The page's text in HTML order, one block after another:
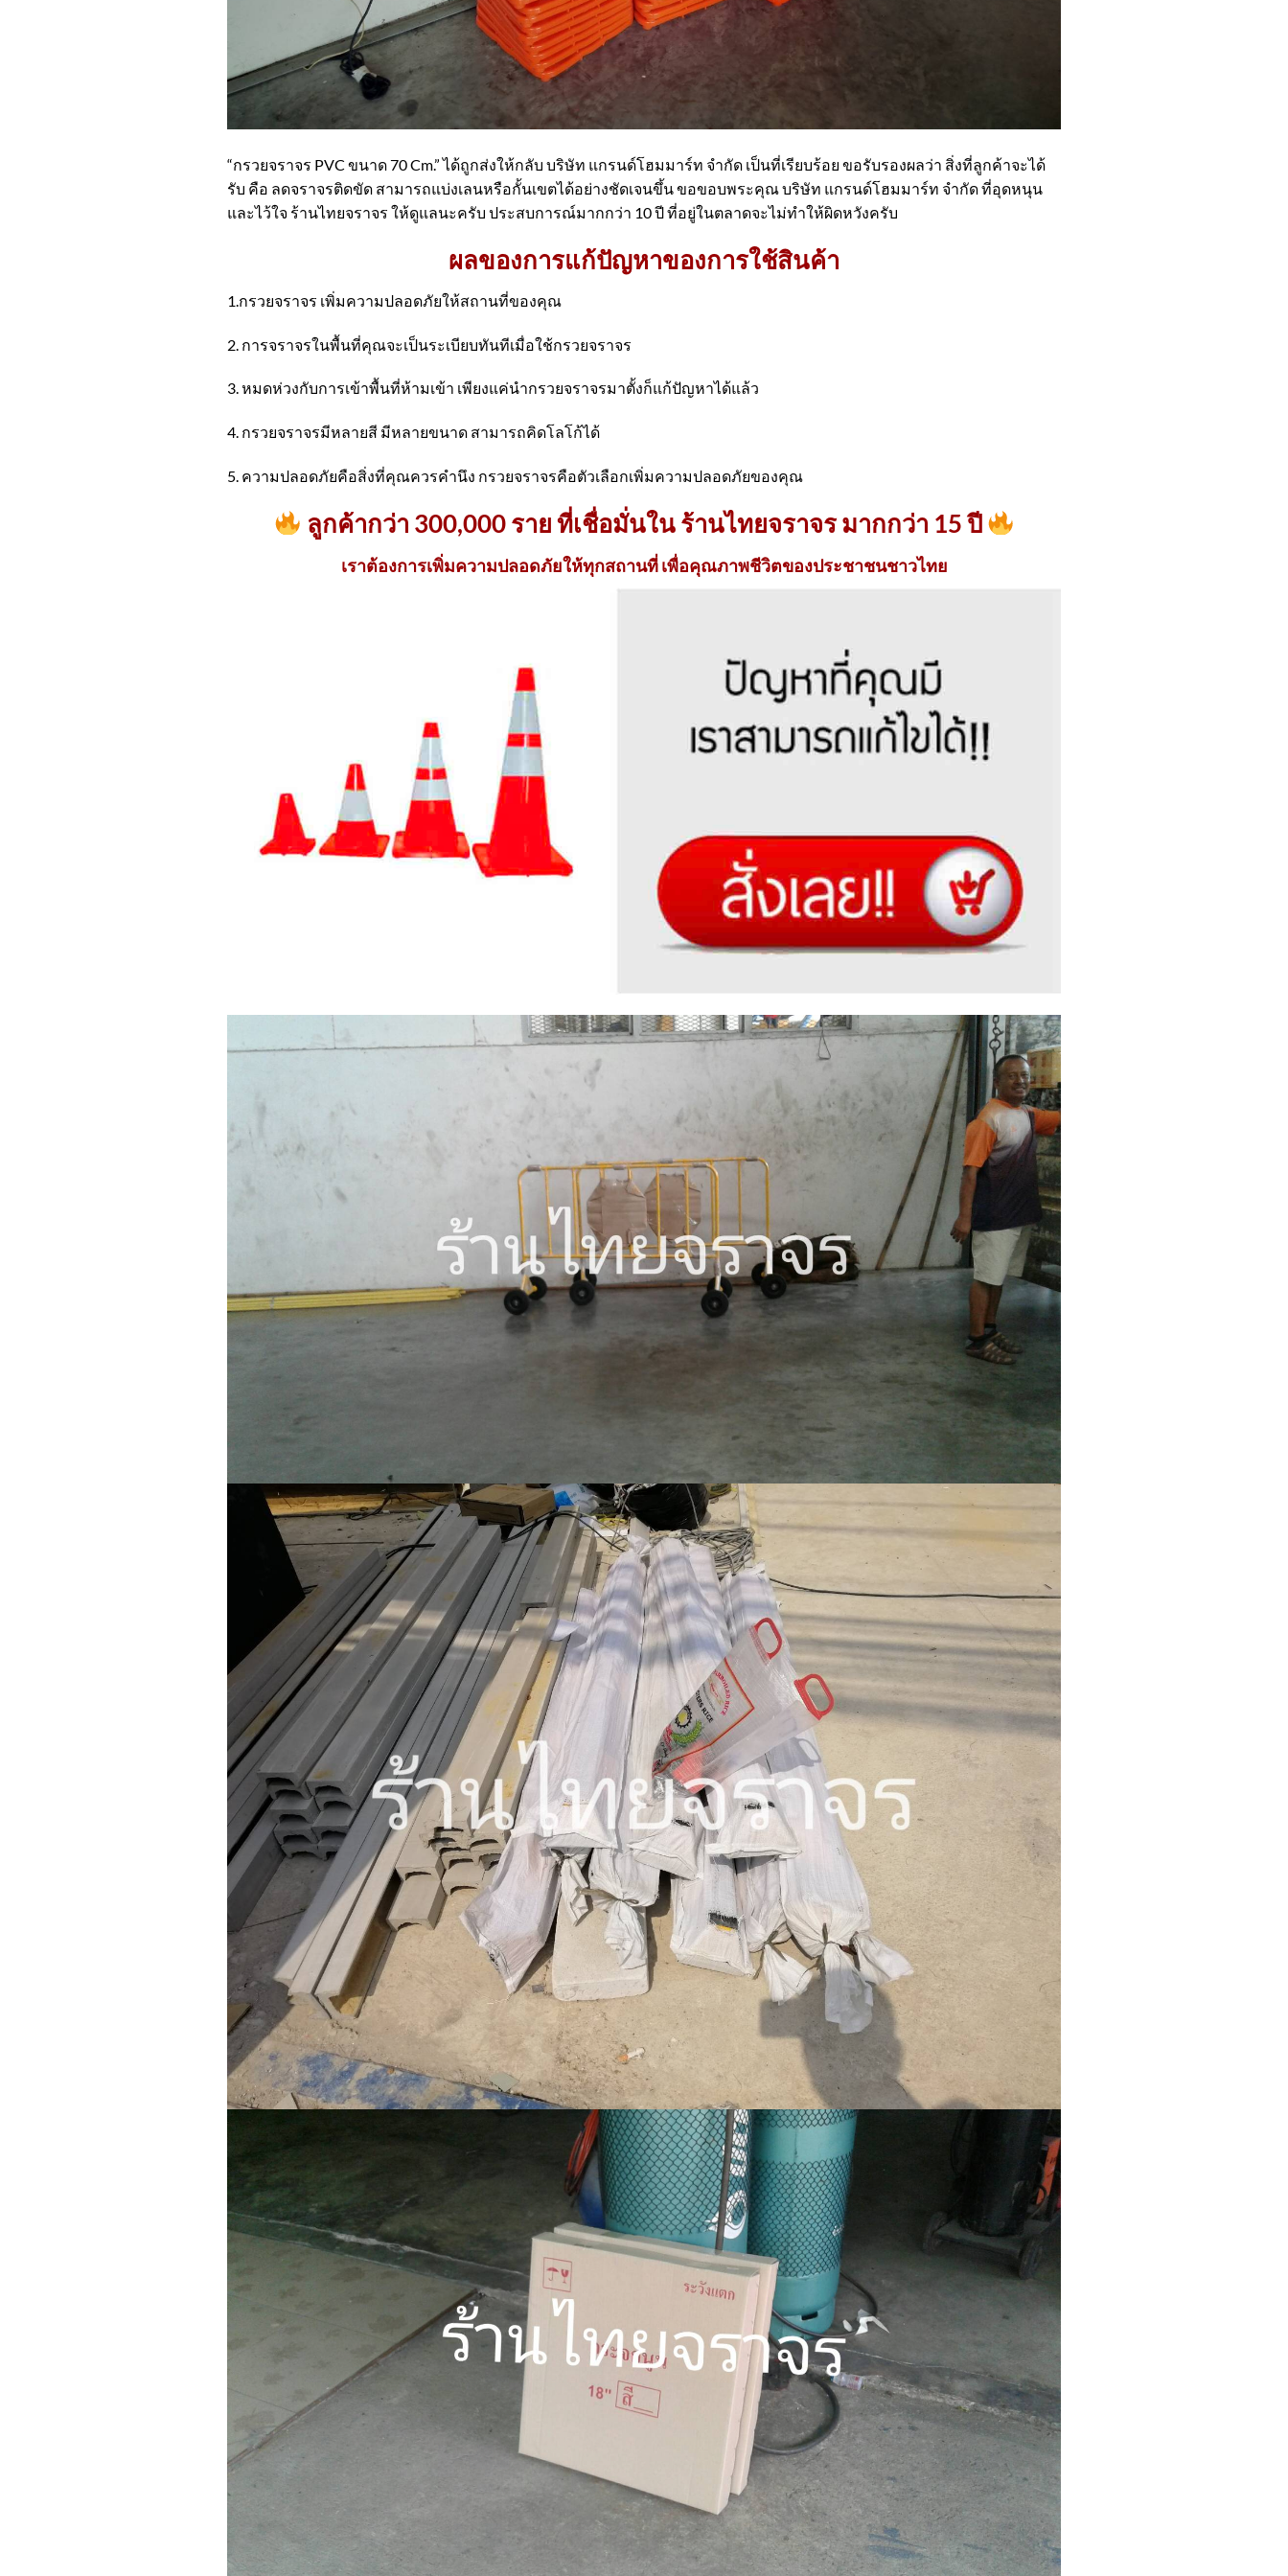
“กรวยจราจร PVC ขนาด 70 Cm.” ได้ถูกส่งให้กลับ บริษัท แกรนด์โฮมมาร์ท จำกัด เป็นที่เรียบร้อย ขอรับรองผลว่า สิ่งที่ลูกค้าจะได้
รับ คือ ลดจราจรติดขัด สามารถแบ่งเลนหรือกั้นเขตได้อย่างชัดเจนขึ้น ขอขอบพระคุณ บริษัท แกรนด์โฮมมาร์ท จำกัด ที่อุดหนุน
และไว้ใจ ร้านไทยจราจร ให้ดูแลนะครับ ประสบการณ์มากกว่า 10 ปี ที่อยู่ในตลาดจะไม่ทำให้ผิดหวังครับ
ผลของการแก้ปัญหาของการใช้สินค้า
1.กรวยจราจร เพิ่มความปลอดภัยให้สถานที่ของคุณ
2. การจราจรในพื้นที่คุณจะเป็นระเบียบทันทีเมื่อใช้กรวยจราจร
3. หมดห่วงกับการเข้าพื้นที่ห้ามเข้า เพียงแค่นำกรวยจราจรมาตั้งก็แก้ปัญหาได้แล้ว
4. กรวยจราจรมีหลายสี มีหลายขนาด สามารถคิดโลโก้ได้
5. ความปลอดภัยคือสิ่งที่คุณควรคำนึง กรวยจราจรคือตัวเลือกเพิ่มความปลอดภัยของคุณ
ลูกค้ากว่า 300,000 ราย ที่เชื่อมั่นใน ร้านไทยจราจร มากกว่า 15 ปี
เราต้องการเพิ่มความปลอดภัยให้ทุกสถานที่ เพื่อคุณภาพชีวิตของประชาชนชาวไทย